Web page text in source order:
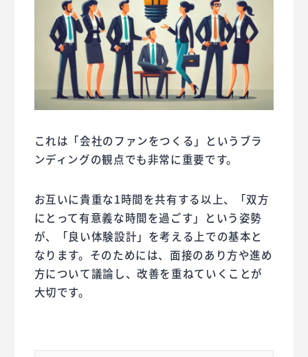
これは「会社のファンをつくる」というブラ
ンディングの観点でも非常に重要です。
お互いに貴重な1時間を共有する以上、「双方
にとって有意義な時間を過ごす」という姿勢
が、「良い体験設計」を考える上での基本と
なります。そのためには、面接のあり方や進め
方について議論し、改善を重ねていくことが
大切です。